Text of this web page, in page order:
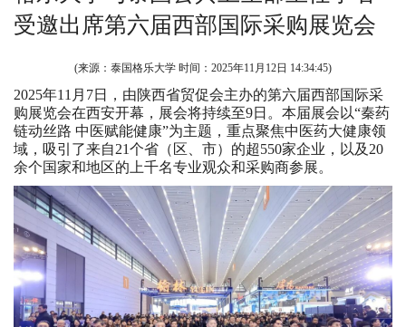
受邀出席第六届西部国际采购展览会
(来源：泰国格乐大学 时间： 2025年11月12日 14:34:45)
2025年11月7日，由陕西省贸促会主办的第六届西部国际采
购展览会在西安开幕，展会将持续至9日。本届展会以“秦药
链动丝路 中医赋能健康”为主题，重点聚焦中医药大健康领
域，吸引了来自21个省（区、市）的超550家企业，以及20
余个国家和地区的上千名专业观众和采购商参展。